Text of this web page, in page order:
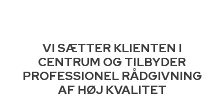
VI SÆTTER KLIENTEN I
CENTRUM OG TILBYDER
PROFESSIONEL RÅDGIVNING
AF HØJ KVALITET​